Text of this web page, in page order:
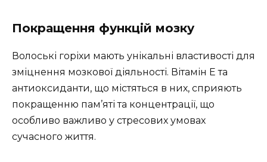
Покращення функцій мозку
Волоські горіхи мають унікальні властивості для
зміцнення мозкової діяльності. Вітамін Е та
антиоксиданти, що містяться в них, сприяють
покращенню пам’яті та концентрації, що
особливо важливо у стресових умовах
сучасного життя.